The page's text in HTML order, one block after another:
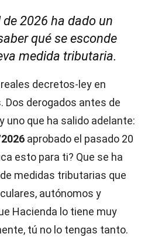
2026 ha dado un
qué se esconde
medida tributaria.
decretos-ley en
Dos derogados antes de
uno que ha salido adelante:
aprobado el pasado 20
esto para ti? Que se ha
medidas tributarias que
autónomos y
Hacienda lo tiene muy
tú no lo tengas tanto.